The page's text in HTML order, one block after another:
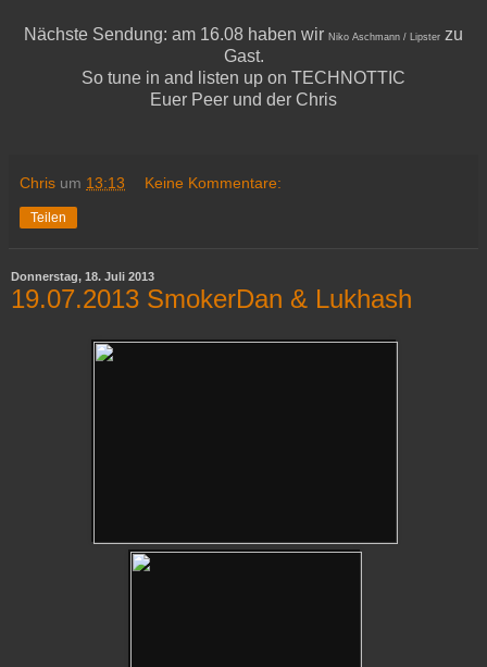
Nächste Sendung: am 16.08 haben wir Niko Aschmann / Lipster zu
Gast.
So tune in and listen up on TECHNOTTIC
Euer Peer und der Chris
Chris um 13:13 Keine Kommentare:
Teilen
Donnerstag, 18. Juli 2013
19.07.2013 SmokerDan & Lukhash